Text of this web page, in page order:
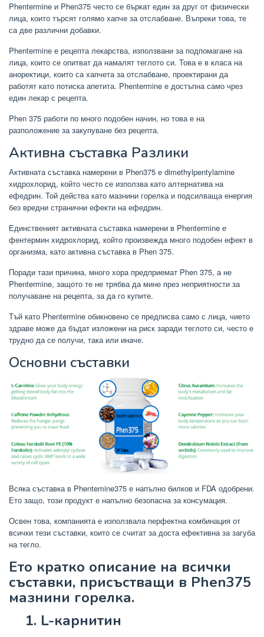
Phentermine и Phen375 често се бъркат един за друг от физически
лица, които търсят голямо хапче за отслабване. Въпреки това, те
са две различни добавки.
Phentermine е рецепта лекарства, използвани за подпомагане на
лица, които се опитват да намалят теглото си. Това е в класа на
аноректици, които са хапчета за отслабване, проектирани да
работят като потиска апетита. Phentermine е достъпна само чрез
един лекар с рецепта.
Phen 375 работи по много подобен начин, но това е на
разположение за закупуване без рецепта.
Активна съставка Разлики
Активната съставка намерени в Phen375 е dimethylpentylamine
хидрохлорид, който често се използва като алтернатива на
ефедрин. Той действа като мазнини горелка и подсилваща енергия
без вредни странични ефекти на ефедрин.
Единственият активната съставка намерени в Phentermine е
фентермин хидрохлорид, който произвежда много подобен ефект в
организма, като активна съставка в Phen 375.
Поради тази причина, много хора предприемат Phen 375, а не
Phentermine, защото те не трябва да мине през неприятности за
получаване на рецепта, за да го купите.
Тъй като Phentermine обикновено се предписва само с лица, чието
здраве може да бъдат изложени на риск заради теглото си, често е
трудно да се получи, така или иначе.
Основни съставки
Всяка съставка в Phentemine375 е напълно билков и FDA одобрени.
Ето защо, този продукт е напълно безопасна за консумация.
Освен това, компанията е използвала перфектна комбинация от
всички тези съставки, които се считат за доста ефективна за загуба
на тегло.
Ето кратко описание на всички
съставки, присъстващи в Phen375
мазнини горелка.
1. L-карнитин